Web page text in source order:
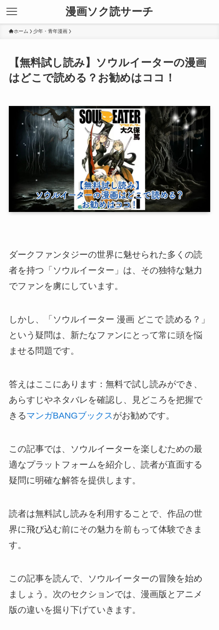
漫画ソク読サーチ
ホーム 少年・青年漫画
【無料試し読み】ソウルイーターの漫画
はどこで読める？お勧めはココ！
ダークファンタジーの世界に魅せられた多くの読
者を持つ「ソウルイーター」は、その独特な魅力
でファンを虜にしています。
しかし、「ソウルイーター 漫画 どこで 読める？」
という疑問は、新たなファンにとって常に頭を悩
ませる問題です。
答えはここにあります：無料で試し読みができ、
あらすじやネタバレを確認し、見どころを把握で
きるマンガBANGブックスがお勧めです。
この記事では、ソウルイーターを楽しむための最
適なプラットフォームを紹介し、読者が直面する
疑問に明確な解答を提供します。
読者は無料試し読みを利用することで、作品の世
界に飛び込む前にその魅力を前もって体験できま
す。
この記事を読んで、ソウルイーターの冒険を始め
ましょう。次のセクションでは、漫画版とアニメ
版の違いを掘り下げていきます。